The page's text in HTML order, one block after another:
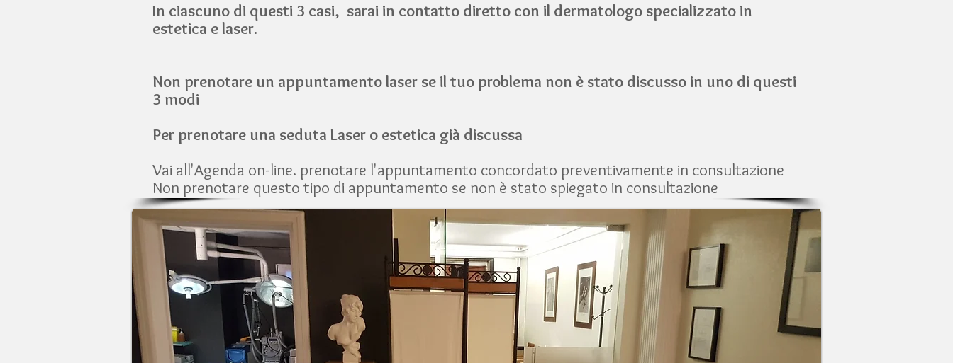
In ciascuno di questi 3 casi, sarai in contatto diretto con il dermatologo specializzato in
estetica e laser.
Non prenotare un appuntamento laser se il tuo problema non è stato discusso in uno di questi
3 modi
Per prenotare una seduta Laser o estetica già discussa
Vai all'Agenda on-line. prenotare l'appuntamento concordato preventivamente in consultazione
Non prenotare questo tipo di appuntamento se non è stato spiegato in consultazione